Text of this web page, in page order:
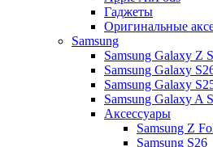
Гаджеты
Оригинальные
Samsung
Samsung Galaxy Z
Samsung Galaxy
Samsung Galaxy
Samsung Galaxy A
Аксессуары
Samsung Z
Samsung S26